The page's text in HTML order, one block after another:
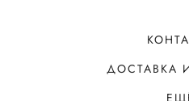
ДОСТАВКА